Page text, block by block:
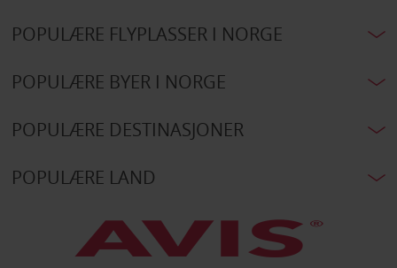
POPULÆRE FLYPLASSER I NORGE
POPULÆRE BYER I NORGE
POPULÆRE DESTINASJONER
POPULÆRE LAND